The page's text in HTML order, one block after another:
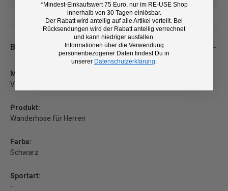
Beschreibung
Marke:
Vaude
Produkt:
Wanderhose für Herren
Farbe:
Schwarz
Sportart:
-
*Mindest-Einkaufswert 75 Euro, nur im RE-USE Shop
innerhalb von 30 Tagen einlösbar.
Der Rabatt wird anteilig auf alle Artikel verteilt. Bei
Rücksendungen wird der Rabatt anteilig verrechnet
und kann niedriger ausfallen.
Informationen über die Verwendung
personenbezogener Daten findest Du in
unserer Datenschutzerklärung